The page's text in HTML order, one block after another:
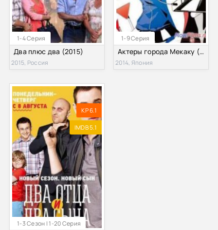
1-4 Серия
Два плюс два (2015)
2015, Россия
1-9 Серия
Актеры города Мекаку (2014)
2014, Япония
1-3 Сезон | 1-20 Серия
KP 6.1
IMDB 5.1